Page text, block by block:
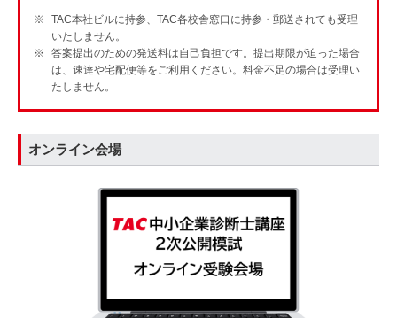
TAC本社ビルに持参、TAC各校舎窓口に持参・郵送されても受理
いたしません。
答案提出のための発送料は自己負担です。提出期限が迫った場合
は、速達や宅配便等をご利用ください。料金不足の場合は受理い
たしません。
オンライン会場